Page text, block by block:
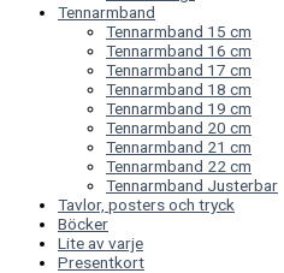
Tennarmband
Tennarmband 15 cm
Tennarmband 16 cm
Tennarmband 17 cm
Tennarmband 18 cm
Tennarmband 19 cm
Tennarmband 20 cm
Tennarmband 21 cm
Tennarmband 22 cm
Tennarmband Justerbar
Tavlor, posters och tryck
Böcker
Lite av varje
Presentkort